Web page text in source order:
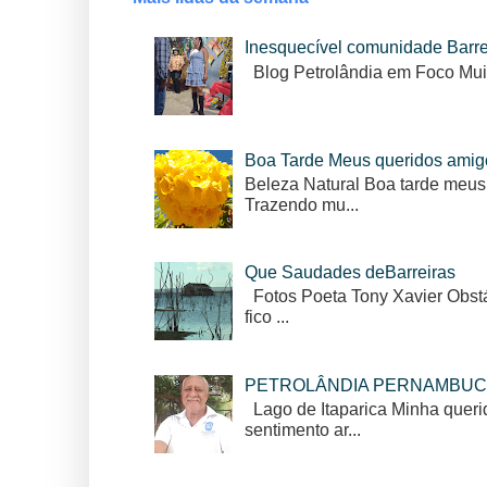
Inesquecível comunidade
Blog Petrolândia em Foco
Boa Tarde Meus queridos
Beleza Natural Boa tarde
Trazendo mu...
Que Saudades deBarreiras
Fotos Poeta Tony Xavier
fico ...
PETROLÂNDIA
Lago de Itaparica Minha
sentimento ar...